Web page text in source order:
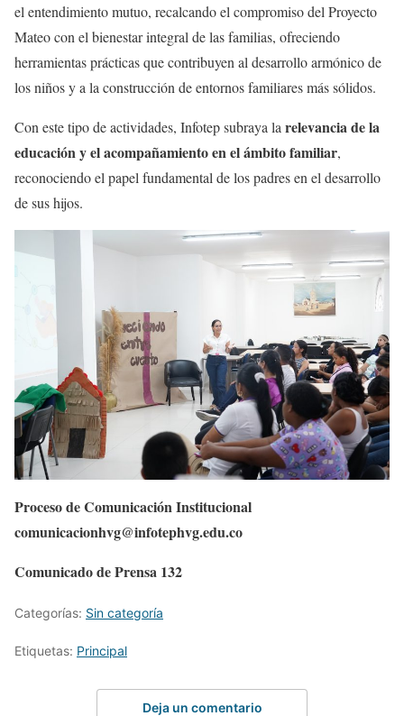
el entendimiento mutuo, recalcando el compromiso del Proyecto
Mateo con el bienestar integral de las familias, ofreciendo
herramientas prácticas que contribuyen al desarrollo armónico de
los niños y a la construcción de entornos familiares más sólidos.
Con este tipo de actividades, Infotep subraya la relevancia de la
educación y el acompañamiento en el ámbito familiar,
reconociendo el papel fundamental de los padres en el desarrollo
de sus hijos.
Proceso de Comunicación Institucional
comunicacionhvg@infotephvg.edu.co
Comunicado de Prensa 132
Categorías: Sin categoría
Etiquetas: Principal
Deja un comentario